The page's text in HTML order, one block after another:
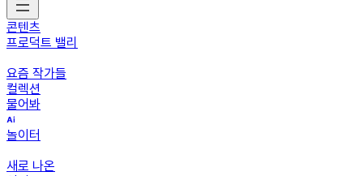
콘텐츠
프로덕트 밸리
요즘 작가들
컬렉션
물어봐
놀이터
새로 나온